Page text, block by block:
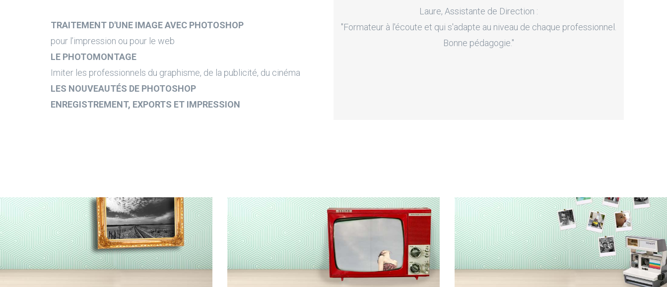
TRAITEMENT D'UNE IMAGE AVEC PHOTOSHOP
pour l’impression ou pour le web
LE PHOTOMONTAGE
Imiter les professionnels du graphisme, de la publicité, du cinéma
LES NOUVEAUTÉS DE PHOTOSHOP
ENREGISTREMENT, EXPORTS ET IMPRESSION
Laure, Assistante de Direction :
"Formateur à l'écoute et qui s'adapte au niveau de chaque professionnel.
Bonne pédagogie."